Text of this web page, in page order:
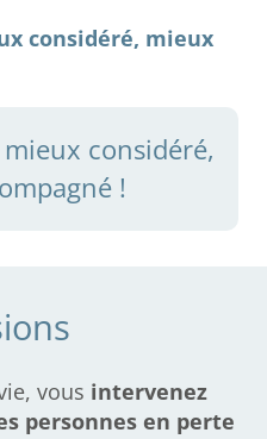
considéré, mieux
considéré,
!
vous intervenez
personnes en perte